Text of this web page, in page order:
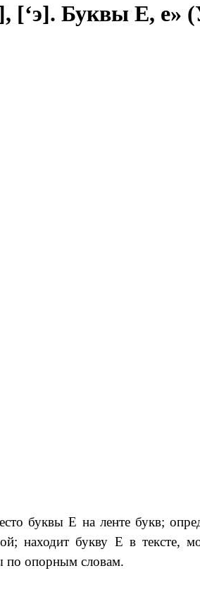
[‘э]. Буквы Е,
буквы Е на ленте букв;
находит букву Е в тексте,
по опорным словам.